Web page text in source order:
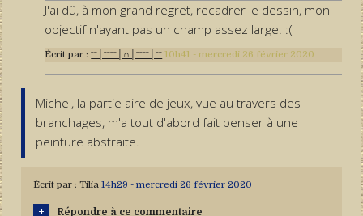
J'ai dû, à mon grand regret, recadrer le dessin, mon
objectif n'ayant pas un champ assez large. :(
Écrit par :ˉˉ│ˉˉˉˉ│∩│ˉˉˉˉ│ˉˉ 10h41 -mercredi 26 février 2020
Michel, la partie aire de jeux, vue au travers des
branchages, m'a tout d'abord fait penser à une
peinture abstraite.
Écrit par : Tilia 14h29 - mercredi 26 février 2020
Répondre à ce commentaire